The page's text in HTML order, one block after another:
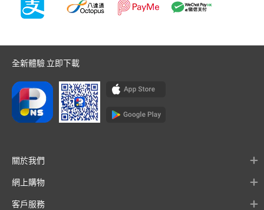
全新體驗 立即下載
關於我們
網上購物
客戶服務